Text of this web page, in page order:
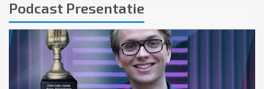
Podcast Presentatie